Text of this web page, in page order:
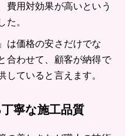
費用対効果が高いという
た。
は価格の安さだけでな
合わせて、顧客が納得で
していると言えます。
寧な施工品質